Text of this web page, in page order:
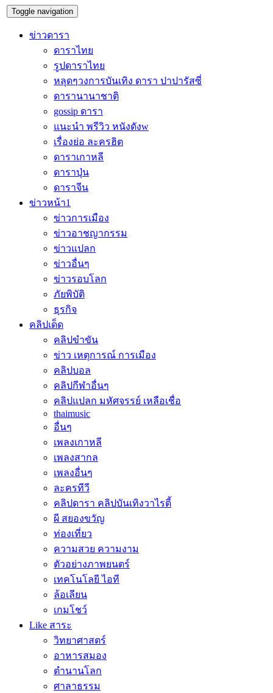
Toggle navigation
ข่าวดารา
ดาราไทย
รูปดาราไทย
หลุดๆวงการบันเทิง ดารา ปาปารัสซี่
ดารานานาชาติ
gossip ดารา
แนะนำ พรีวิว หนังดังw
เรื่องย่อ ละครฮิต
ดาราเกาหลี
ดาราปุ่น
ดาราจีน
ข่าวหน้า1
ข่าวการเมือง
ข่าวอาชญากรรม
ข่าวแปลก
ข่าวอื่นๆ
ข่าวรอบโลก
ภัยพิบัติ
ธุรกิจ
คลิปเด็ด
คลิปขำขัน
ข่าว เหตุการณ์ การเมือง
คลิปบอล
คลิปกีฬาอื่นๆ
คลิปแปลก มหัศจรรย์ เหลือเชื่อ
thaimusic
อื่นๆ
เพลงเกาหลี
เพลงสากล
เพลงอื่นๆ
ละครทีวี
คลิปดารา คลิปบันเทิงวาไรตี้
ผี สยองขวัญ
ท่องเที่ยว
ความสวย ความงาม
ตัวอย่างภาพยนตร์
เทคโนโลยี ไอที
ล้อเลียน
เกมโชว์
Like สาระ
วิทยาศาสตร์
อาหารสมอง
ตำนานโลก
ศาลาธรรม